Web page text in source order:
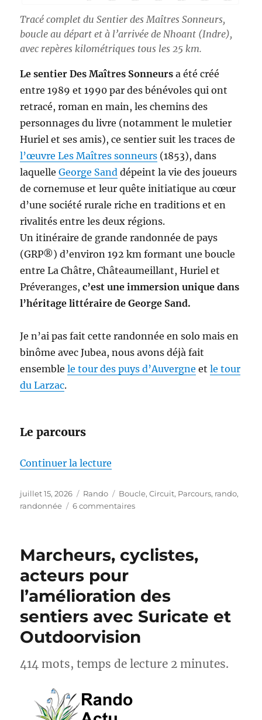
Tracé complet du Sentier des Maîtres Sonneurs,
boucle au départ et à l’arrivée de Nhoant (Indre),
avec repères kilométriques tous les 25 km.
Le sentier Des Maîtres Sonneurs a été créé
entre 1989 et 1990 par des bénévoles qui ont
retracé, roman en main, les chemins des
personnages du livre (notamment le muletier
Huriel et ses amis), ce sentier suit les traces de
l’œuvre Les Maîtres sonneurs (1853), dans
laquelleGeorge Sand dépeint la vie des joueurs
de cornemuse et leur quête initiatique au cœur
d’une société rurale riche en traditions et en
rivalités entre les deux régions.
Un itinéraire de grande randonnée de pays
(GRP®) d’environ 192 km formant une boucle
entre La Châtre, Châteaumeillant, Huriel et
Préveranges,c’est une immersion unique dans
l’héritage littéraire de George Sand.
Je n’ai pas fait cette randonnée en solo mais en
binôme avec Jubea, nous avons déjà fait
ensemblele tour des puys d’Auvergne etle tour
du Larzac.
Le parcours
Continuer la lecture
Publié
le
juillet 15, 2026 Catégories
Rando Étiquettes
Boucle,Circuit, Parcours, rando,
randonnée
6 commentairessur
sur
des
Maîtres
Sonneurs
Marcheurs, cyclistes,
acteurs pour
l’amélioration des
sentiers avec Suricate et
Outdoorvision
414 mots, temps de lecture 2 minutes.